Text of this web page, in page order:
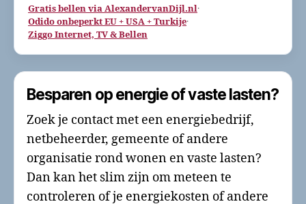
Gratis bellen via AlexandervanDijl.nl·
Odido onbeperkt EU + USA + Turkije·
Ziggo Internet, TV & Bellen
Besparen op energie of vaste lasten?
Zoek je contact met een energiebedrijf,
netbeheerder, gemeente of andere
organisatie rond wonen en vaste lasten?
Dan kan het slim zijn om meteen te
controleren of je energiekosten of andere